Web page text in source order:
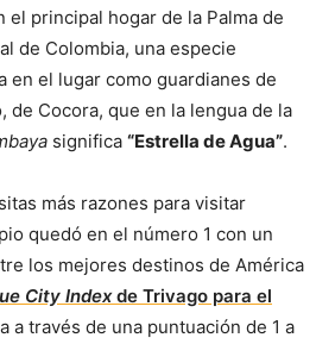
el principal hogar de la Palma de
de Colombia, una especie
en el lugar como guardianes de
de Cocora, que en la lengua de la
significa “Estrella de Agua”.
más razones para visitar
quedó en el número 1 con un
los mejores destinos de América
City Indexde Trivago para el
a través de una puntuación de 1 a